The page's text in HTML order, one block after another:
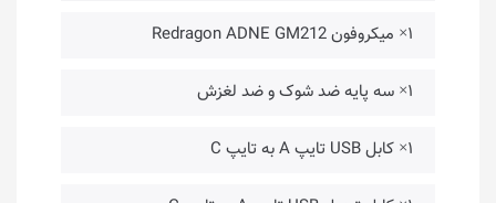
۱× میکروفون Redragon ADNE GM212
۱× سه پایه ضد شوک و ضد لغزش
۱× کابل USB تایپ A به تایپ C